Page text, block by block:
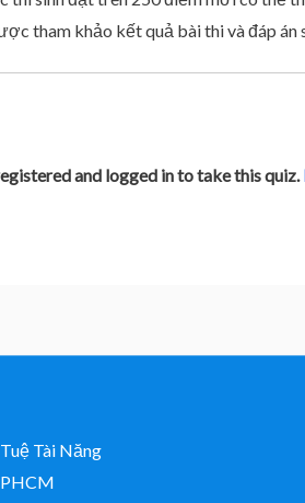
tham khảo kết quả bài thi và đáp án
and logged in to take this quiz.
Tài Năng